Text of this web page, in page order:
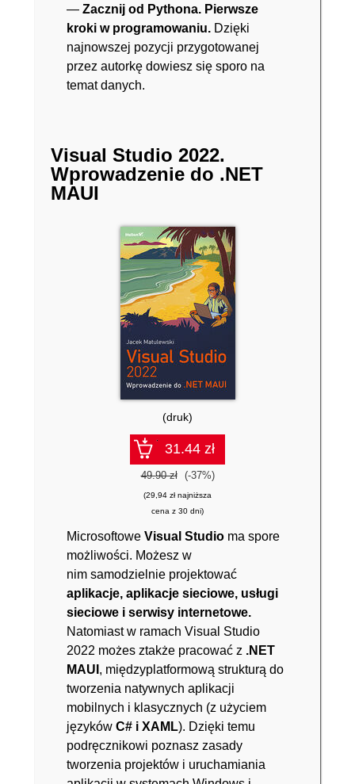
― Zacznij od Pythona. Pierwsze
kroki w programowaniu. Dzięki
najnowszej pozycji przygotowanej
przez autorkę dowiesz się sporo na
temat danych.
Visual Studio 2022.
Wprowadzenie do .NET
MAUI
(druk)
31.44 zł
49.90 zł (-37%)
(29,94 zł najniższa
cena z 30 dni)
Microsoftowe Visual Studio ma spore
możliwości. Możesz w
nim samodzielnie projektować
aplikacje, aplikacje sieciowe, usługi
sieciowe i serwisy internetowe.
Natomiast w ramach Visual Studio
2022 możes ztakże pracować z .NET
MAUI , międzyplatformową strukturą do
tworzenia natywnych aplikacji
mobilnych i klasycznych (z użyciem
języków C# i XAML). Dzięki temu
podręcznikowi poznasz zasady
tworzenia projektów i uruchamiania